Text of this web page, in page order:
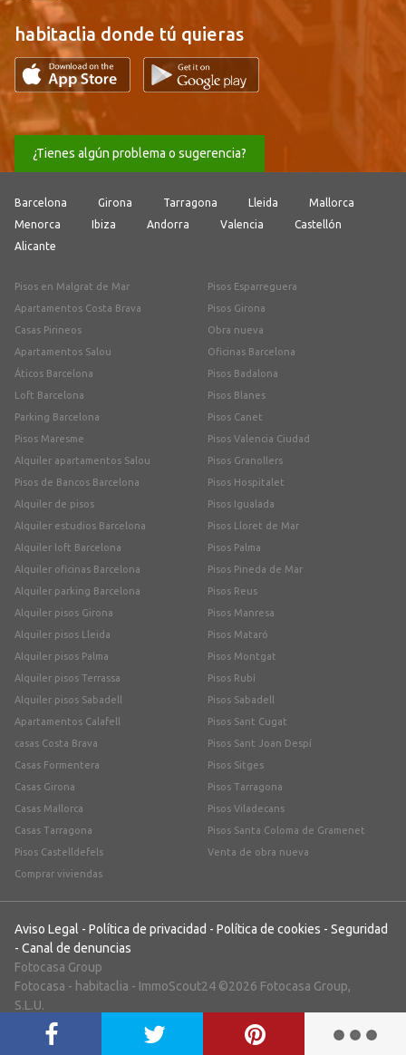
habitaclia donde tú quieras
¿Tienes algún problema o sugerencia?
Barcelona Girona Tarragona Lleida
Mallorca
Menorca
Ibiza Andorra Valencia
Castellón
Alicante
Pisos en Malgrat de Mar
Apartamentos Costa Brava
Casas Pirineos
Apartamentos Salou
Áticos Barcelona
Loft Barcelona
Parking Barcelona
Pisos Maresme
Alquiler apartamentos Salou
Pisos de Bancos Barcelona
Alquiler de pisos
Alquiler estudios Barcelona
Alquiler loft Barcelona
Alquiler oficinas Barcelona
Alquiler parking Barcelona
Alquiler pisos Girona
Alquiler pisos Lleida
Alquiler pisos Palma
Alquiler pisos Terrassa
Alquiler pisos Sabadell
Apartamentos Calafell
casas Costa Brava
Casas Formentera
Casas Girona
Casas Mallorca
Casas Tarragona
Pisos Castelldefels
Comprar viviendas
Pisos Esparreguera
Pisos Girona
Obra nueva
Oficinas Barcelona
Pisos Badalona
Pisos Blanes
Pisos Canet
Pisos Valencia Ciudad
Pisos Granollers
Pisos Hospitalet
Pisos Igualada
Pisos Lloret de Mar
Pisos Palma
Pisos Pineda de Mar
Pisos Reus
Pisos Manresa
Pisos Mataró
Pisos Montgat
Pisos Rubí
Pisos Sabadell
Pisos Sant Cugat
Pisos Sant Joan Despí
Pisos Sitges
Pisos Tarragona
Pisos Viladecans
Pisos Santa Coloma de Gramenet
Venta de obra nueva
Aviso Legal - Política de privacidad - Política de cookies - Seguridad
- Canal de denuncias
Fotocasa Group
Fotocasa - habitaclia - ImmoScout24 ©2026 Fotocasa Group,
S.L.U.